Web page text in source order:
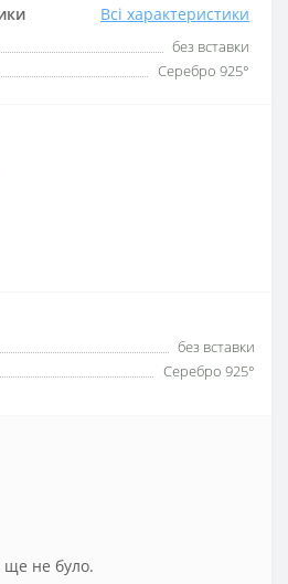
Всі характеристики
без вставки
Серебро 925°
без вставки
Серебро 925°
ще не було.